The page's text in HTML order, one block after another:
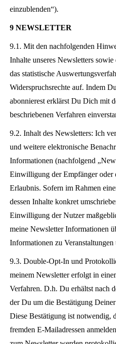
einzublenden“).
9 NEWSLETTER
9.1. Mit den nachfolgenden
Inhalte unseres Newsletters
das statistische
Widerspruchsrechte auf. Indem
abonnierest erklärst Du Dich mit
beschriebenen Verfahren
9.2. Inhalt des Newsletters: Ich
und weitere elektronische
Informationen (nachfolgend
Einwilligung der Empfänger oder
Erlaubnis. Sofern im Rahmen
dessen Inhalte konkret
Einwilligung der Nutzer
meine Newsletter Informationen
Informationen zu
9.3. Double-Opt-In und
meinem Newsletter erfolgt in
Verfahren. D.h. Du erhältst nach
der Du um die Bestätigung
Diese Bestätigung ist notwendig,
fremden E-Mailadressen